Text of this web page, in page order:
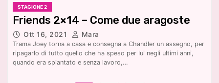
STAGIONE 2
Friends 2×14 – Come due aragoste
Ott 16, 2021 Mara
Trama Joey torna a casa e consegna a Chandler un assegno, per
ripagarlo di tutto quello che ha speso per lui negli ultimi anni,
quando era spiantato e senza lavoro,…